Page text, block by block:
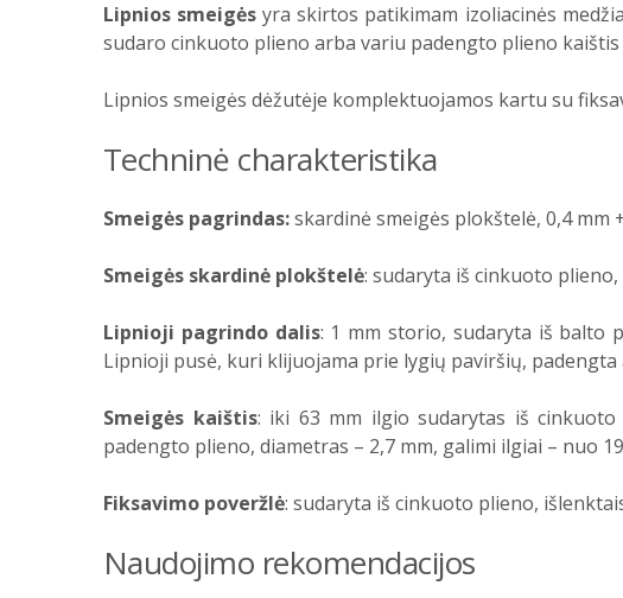
Lipnios smeigės yra skirtos patikimam izoliacinės
sudaro cinkuoto plieno arba variu padengto plieno
Lipnios smeigės dėžutėje komplektuojamos kartu su
Techninė charakteristika
Smeigės pagrindas:skardinė smeigės plokštelė, 0,4 mm
Smeigės skardinė plokštelė: sudaryta iš cinkuoto plieno,
Lipnioji pagrindo dalis: 1 mm storio, sudaryta iš balto
Lipnioji pusė, kuri klijuojama prie lygių paviršių,
Smeigės kaištis: iki 63 mm ilgio sudarytas iš
padengto plieno, diametras – 2,7 mm, galimi ilgiai – nuo
Fiksavimo poveržlė: sudaryta iš cinkuoto plieno,
Naudojimo rekomendacijos